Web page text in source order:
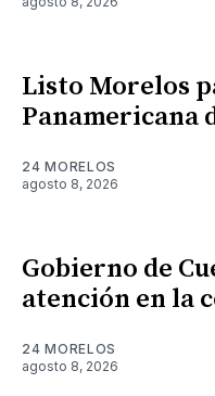
Listo Morelos
Panamericana
24 MORELOS
agosto 8, 2026
Gobierno de
atención en la
24 MORELOS
agosto 8, 2026